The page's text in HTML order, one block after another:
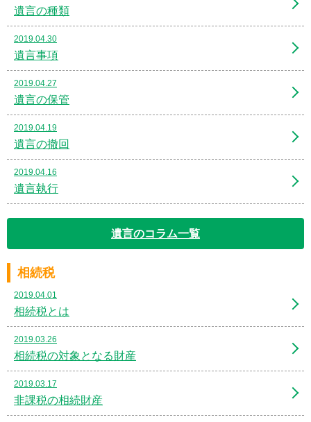
遺言の種類
2019.04.30
遺言事項
2019.04.27
遺言の保管
2019.04.19
遺言の撤回
2019.04.16
遺言執行
遺言のコラム一覧
相続税
2019.04.01
相続税とは
2019.03.26
相続税の対象となる財産
2019.03.17
非課税の相続財産